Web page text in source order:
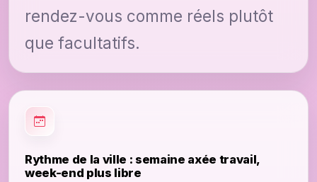
rendez-vous comme réels plutôt
que facultatifs.
Rythme de la ville : semaine axée travail,
week-end plus libre